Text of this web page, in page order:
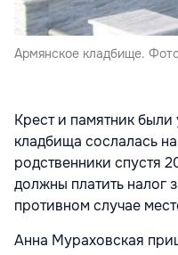
Армянское кладбище.
Крест и памятник
кладбища сослалась
родственники спустя
должны платить налог
противном случае
Анна Мураховская